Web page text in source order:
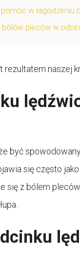
w łagodzeniu
pleców w
rezultatem naszej
być
się często
się z bólem